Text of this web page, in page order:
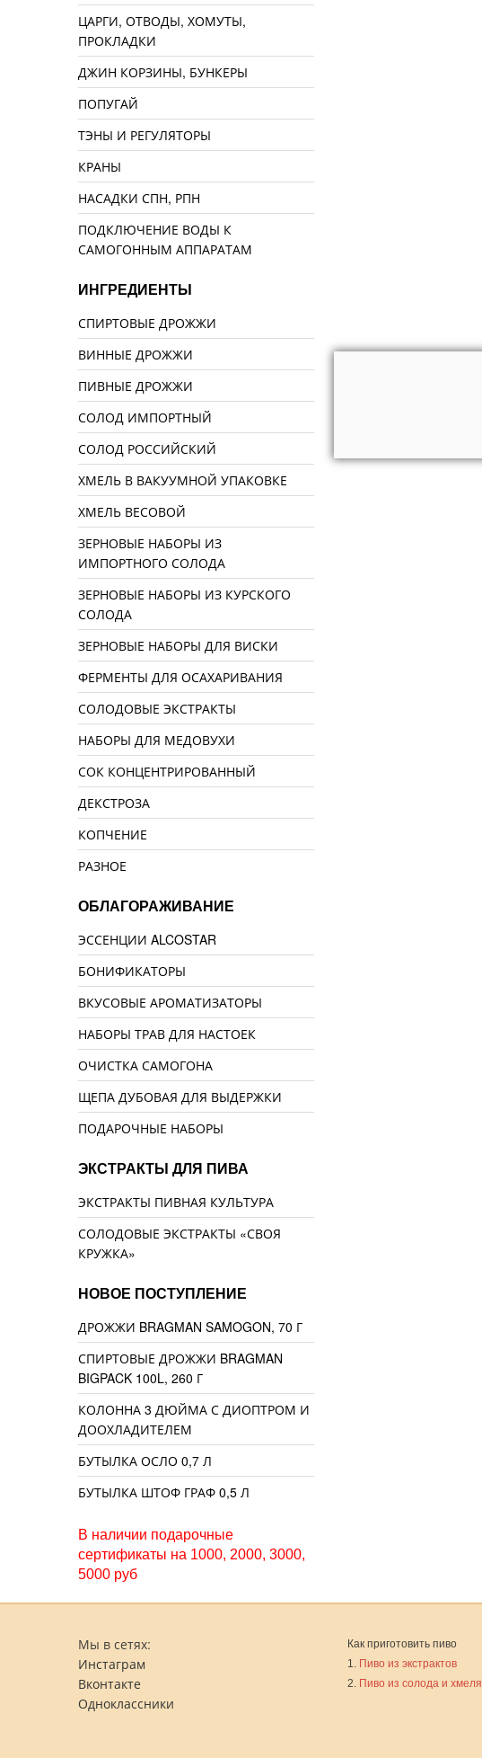
ЦАРГИ, ОТВОДЫ, ХОМУТЫ,
ПРОКЛАДКИ
ДЖИН КОРЗИНЫ, БУНКЕРЫ
ПОПУГАЙ
ТЭНЫ И РЕГУЛЯТОРЫ
КРАНЫ
НАСАДКИ СПН, РПН
ПОДКЛЮЧЕНИЕ ВОДЫ К
САМОГОННЫМ АППАРАТАМ
ИНГРЕДИЕНТЫ
СПИРТОВЫЕ ДРОЖЖИ
ВИННЫЕ ДРОЖЖИ
ПИВНЫЕ ДРОЖЖИ
СОЛОД ИМПОРТНЫЙ
СОЛОД РОССИЙСКИЙ
ХМЕЛЬ В ВАКУУМНОЙ УПАКОВКЕ
ХМЕЛЬ ВЕСОВОЙ
ЗЕРНОВЫЕ НАБОРЫ ИЗ
ИМПОРТНОГО СОЛОДА
ЗЕРНОВЫЕ НАБОРЫ ИЗ КУРСКОГО
СОЛОДА
ЗЕРНОВЫЕ НАБОРЫ ДЛЯ ВИСКИ
ФЕРМЕНТЫ ДЛЯ ОСАХАРИВАНИЯ
СОЛОДОВЫЕ ЭКСТРАКТЫ
НАБОРЫ ДЛЯ МЕДОВУХИ
СОК КОНЦЕНТРИРОВАННЫЙ
ДЕКСТРОЗА
КОПЧЕНИЕ
РАЗНОЕ
ОБЛАГОРАЖИВАНИЕ
ЭССЕНЦИИ ALCOSTAR
БОНИФИКАТОРЫ
ВКУСОВЫЕ АРОМАТИЗАТОРЫ
НАБОРЫ ТРАВ ДЛЯ НАСТОЕК
ОЧИСТКА САМОГОНА
ЩЕПА ДУБОВАЯ ДЛЯ ВЫДЕРЖКИ
ПОДАРОЧНЫЕ НАБОРЫ
ЭКСТРАКТЫ ДЛЯ ПИВА
ЭКСТРАКТЫ ПИВНАЯ КУЛЬТУРА
СОЛОДОВЫЕ ЭКСТРАКТЫ «СВОЯ
КРУЖКА»
НОВОЕ ПОСТУПЛЕНИЕ
ДРОЖЖИ BRAGMAN SAMOGON, 70 Г
СПИРТОВЫЕ ДРОЖЖИ BRAGMAN
BIGPACK 100L, 260 Г
КОЛОННА 3 ДЮЙМА С ДИОПТРОМ И
ДООХЛАДИТЕЛЕМ
БУТЫЛКА ОСЛО 0,7 Л
БУТЫЛКА ШТОФ ГРАФ 0,5 Л
В наличии подарочные
сертификаты на 1000, 2000, 3000,
5000 руб
Мы в сетях:
Инстаграм
Вконтакте
Одноклассники
Как приготовить пиво
1. Пиво из экстрактов
2. Пиво из солода и хмеля